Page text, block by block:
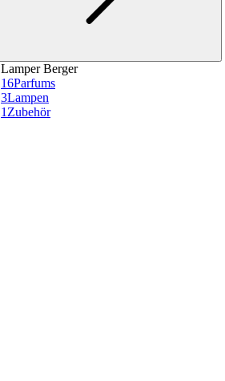
Lamper Berger
16Parfums
3Lampen
1 Zubehör